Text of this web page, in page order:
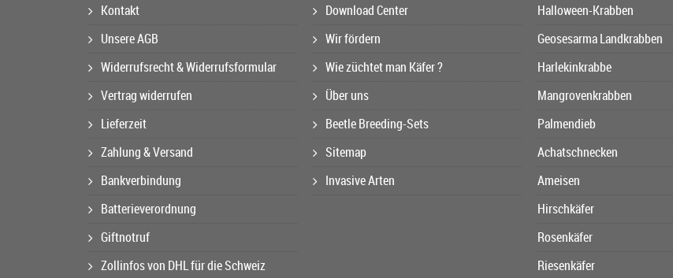
Kontakt
Unsere AGB
Widerrufsrecht & Widerrufsformular
Vertrag widerrufen
Lieferzeit
Zahlung & Versand
Bankverbindung
Batterieverordnung
Giftnotruf
Zollinfos von DHL für die Schweiz
Download Center
Wir fördern
Wie züchtet man Käfer ?
Über uns
Beetle Breeding-Sets
Sitemap
Invasive Arten
Halloween-Krabben
Geosesarma Landkrabben
Harlekinkrabbe
Mangrovenkrabben
Palmendieb
Achatschnecken
Ameisen
Hirschkäfer
Rosenkäfer
Riesenkäfer